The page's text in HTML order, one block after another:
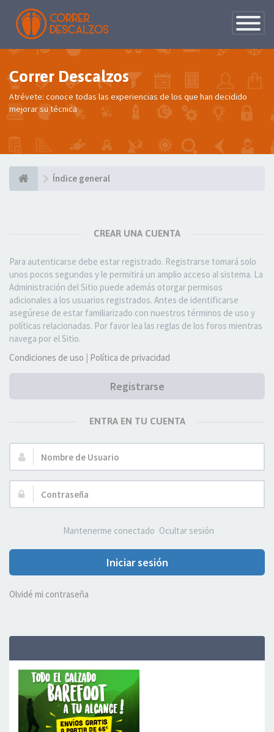
de
Correr Descalzos
Atrévete: conoce todas las experiencias de los que han decidido
mejorar su técnica
Índice general
CREAR UNA CUENTA
Para autenticarse debe estar registrado. Registrarse tomará solo
unos pocos segundos y le permitirá un amplio acceso al sistema. La
Administración del Sitio puede además otorgar permisos
adicionales a los usuarios registrados. Antes de identificarse
asegúrese de estar familiarizado con nuestros términos de uso y
políticas relacionadas. Por favor lea las reglas de los foros mientras
navega por el Sitio.
Condiciones de uso | Política de privacidad
Registrarse
ENTRA EN TU CUENTA
Nombre
de
Usuario:
Contraseña:
Mantenerme conectado Ocultar sesión
Iniciar sesión
Olvidé mi contraseña